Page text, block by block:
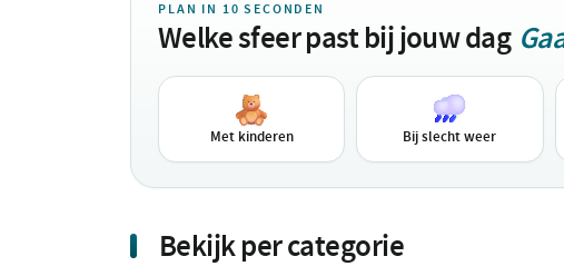
PLAN IN 10 SECONDEN
Welke sfeer past bij jouw dag
Met kinderen Bij slecht weer
Bekijk per categorie